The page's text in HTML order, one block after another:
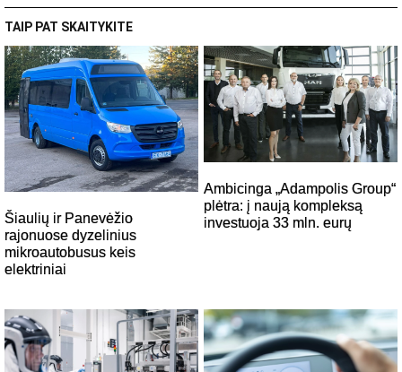
TAIP PAT SKAITYKITE
Šiaulių ir Panevėžio
rajonuose dyzelinius
mikroautobusus keis
elektriniai
Ambicinga „Adampolis Group“
plėtra: į naują kompleksą
investuoja 33 mln. eurų